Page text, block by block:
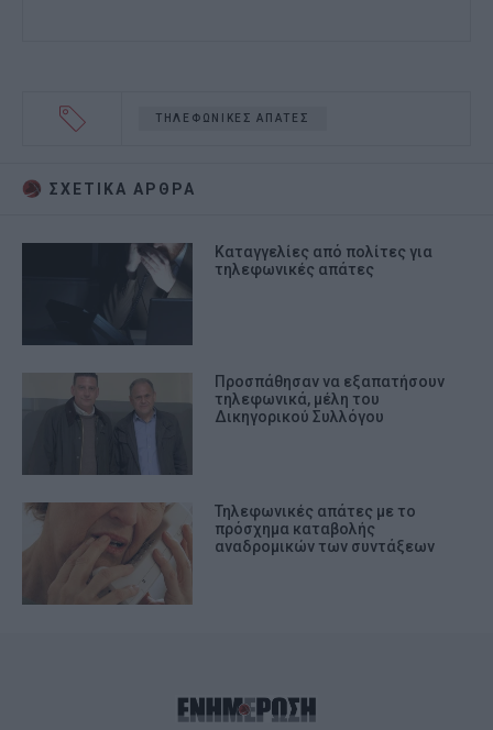
ΤΗΛΕΦΩΝΙΚΕΣ ΑΠΑΤΕΣ
ΣΧΕΤΙΚA AΡΘΡΑ
Καταγγελίες από πολίτες για
τηλεφωνικές απάτες
Προσπάθησαν να εξαπατήσουν
τηλεφωνικά, μέλη του
Δικηγορικού Συλλόγου
Τηλεφωνικές απάτες με το
πρόσχημα καταβολής
αναδρομικών των συντάξεων